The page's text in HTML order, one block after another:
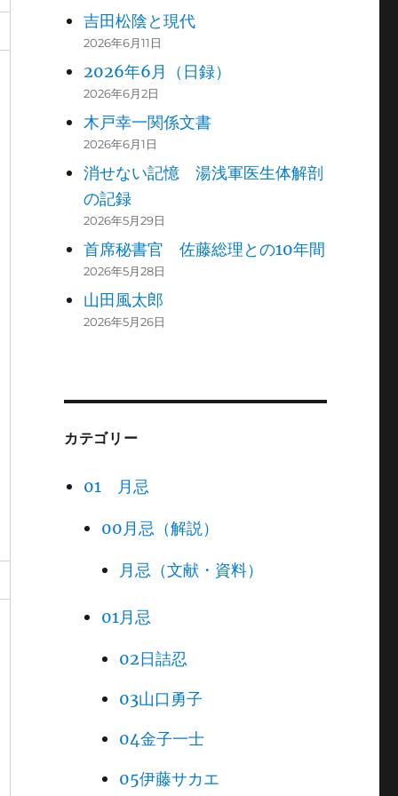
吉田松陰と現代
2026年6月11日
2026年6月（日録）
2026年6月2日
木戸幸一関係文書
2026年6月1日
消せない記憶 湯浅軍医生体解剖
の記録
2026年5月29日
首席秘書官 佐藤総理との10年間
2026年5月28日
山田風太郎
2026年5月26日
カテゴリー
01 月忌
00月忌（解説）
月忌（文献・資料）
01月忌
02日詰忍
03山口勇子
04金子一士
05伊藤サカエ